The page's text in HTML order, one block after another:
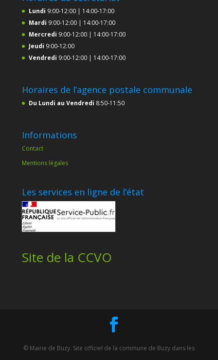
Lundi 9:00-12:00 | 14:00-17:00
Mardi 9:00-12:00 | 14:00-17:00
Mercredi 9:00-12:00 | 14:00-17:00
Jeudi 9:00-12:00
Vendredi 9:00-12:00 | 14:00-17:00
Horaires de l’agence postale communale
Du Lundi au Vendredi 8:50-11:50
Informations
Contact
Mentions légales
Les services en ligne de l’état
Site de la CCVO
© Mairie de Buzy. Site officiel de la commune de Buzy dans les